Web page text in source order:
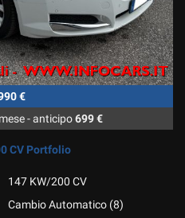
€
-anticipo699 €
CV Portfolio
147 KW/200 CV
Cambio Automatico (8)